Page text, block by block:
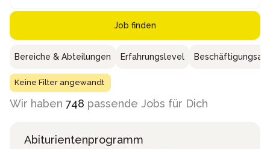
Job finden
Bereiche & Abteilungen Erfahrungslevel
Keine Filter angewandt
Wir haben 748 passende Jobs für Dich
Abiturientenprogramm